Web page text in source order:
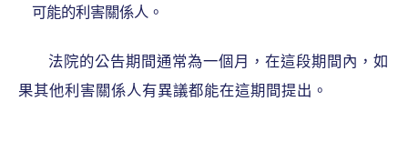
可能的利害關係人。
法院的公告期間通常為一個月，在這段期間內，如
果其他利害關係人有異議都能在這期間提出。